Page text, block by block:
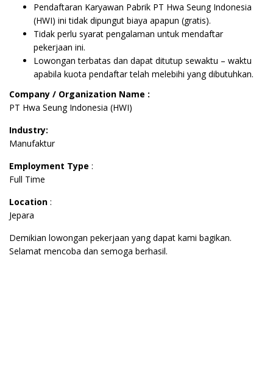
Pendaftaran Karyawan Pabrik PT Hwa Seung Indonesia
(HWI) ini tidak dipungut biaya apapun (gratis).
Tidak perlu syarat pengalaman untuk mendaftar
pekerjaan ini.
Lowongan terbatas dan dapat ditutup sewaktu – waktu
apabila kuota pendaftar telah melebihi yang dibutuhkan.
Company / Organization Name :
PT Hwa Seung Indonesia (HWI)
Industry:
Manufaktur
Employment Type :
Full Time
Location :
Jepara
Demikian lowongan pekerjaan yang dapat kami bagikan.
Selamat mencoba dan semoga berhasil.